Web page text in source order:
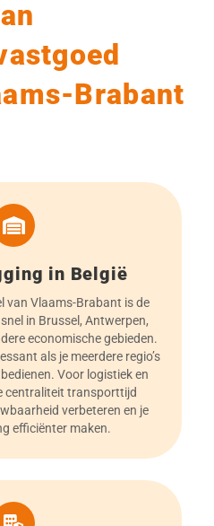
Brabant
in België
van Vlaams-Brabant is de
in Brussel, Antwerpen,
economische gebieden.
als je meerdere regio’s
Voor logistiek en
centraliteit transporttijd
verbeteren en je
efficiënter maken.